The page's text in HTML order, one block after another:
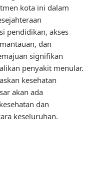
kota ini dalam
pendidikan, akses
dan
signifikan
penyakit menular.
kesehatan
akan ada
dan
keseluruhan.